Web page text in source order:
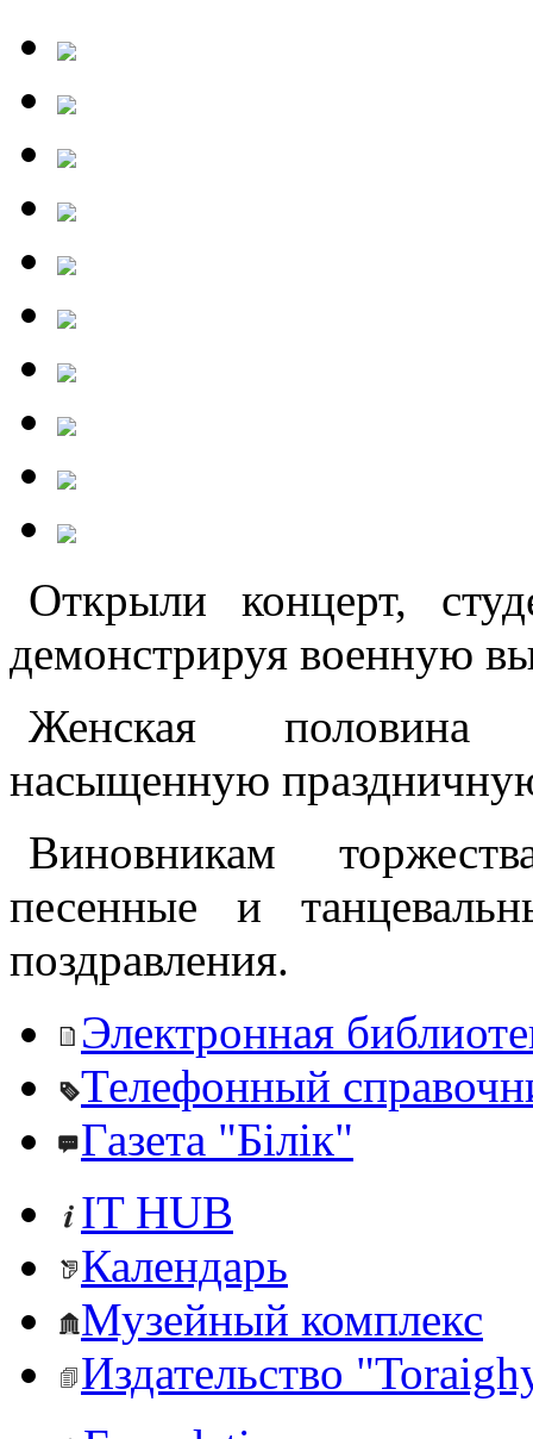
Открыли концерт,
демонстрируя военную
Женская половина
насыщенную
Виновникам
песенные и
поздравления.
Электронная
Телефонный
Газета "Білік"
IT HUB
Календарь
Музейный комплекс
Издательство